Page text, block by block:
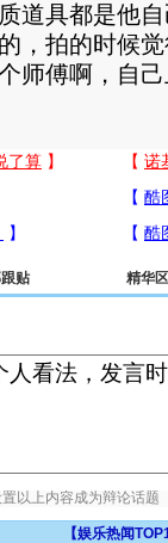
道具都是他
，拍的时候
师傅啊，自
贴 精华区
【娱乐热闻